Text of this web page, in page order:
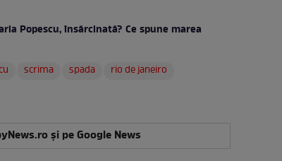
Popescu, însărcinată? Ce spune marea
scrima spada
rio de janeiro
și pe Google News